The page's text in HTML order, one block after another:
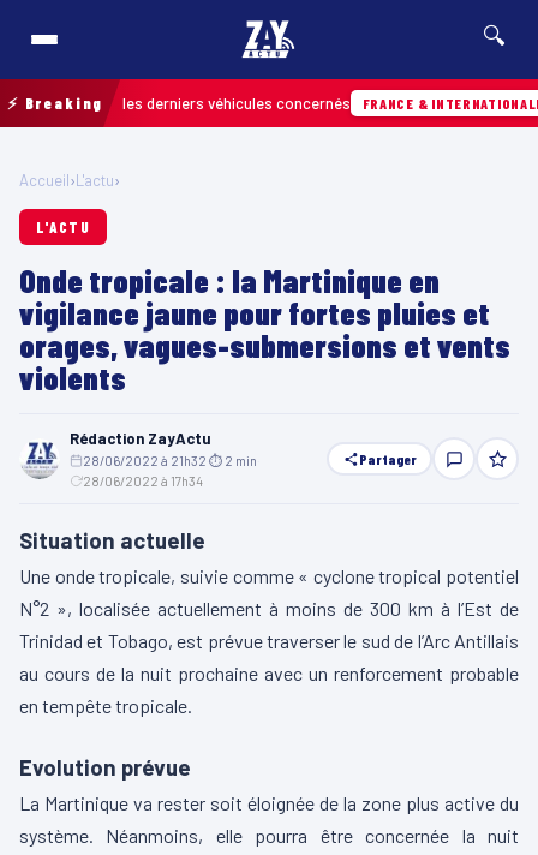
🔍
⚡ Breakingles derniers véhicules concernés FRANCE & INTERNATIONALE 07/
Accueil›L'actu›
L'ACTU
Onde tropicale : la Martinique en
vigilance jaune pour fortes pluies et
orages, vagues-submersions et vents
violents
Rédaction ZayActu
28/06/2022 à 21h32 ⏱ 2 min
28/06/2022 à 17h34
Partager
Situation actuelle
Une onde tropicale, suivie comme « cyclone tropical potentiel
N°2 », localisée actuellement à moins de 300 km à l’Est de
Trinidad et Tobago, est prévue traverser le sud de l’Arc Antillais
au cours de la nuit prochaine avec un renforcement probable
en tempête tropicale.
Evolution prévue
La Martinique va rester soit éloignée de la zone plus active du
système. Néanmoins, elle pourra être concernée la nuit